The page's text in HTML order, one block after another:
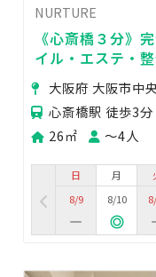
NURTURE
《心斎橋３分》
イル・エステ・
大阪府 大阪市中
心斎橋駅 徒歩3分
26㎡
〜4人
日
8/9
月
8/10